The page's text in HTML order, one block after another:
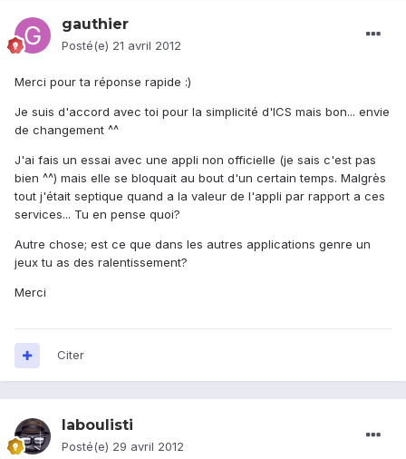
gauthier
Posté(e) 21 avril 2012
Merci pour ta réponse rapide :)
Je suis d'accord avec toi pour la simplicité d'ICS mais bon... envie
de changement ^^
J'ai fais un essai avec une appli non officielle (je sais c'est pas
bien ^^) mais elle se bloquait au bout d'un certain temps. Malgrès
tout j'était septique quand a la valeur de l'appli par rapport a ces
services... Tu en pense quoi?
Autre chose; est ce que dans les autres applications genre un
jeux tu as des ralentissement?
Merci
Citer
laboulisti
Posté(e) 29 avril 2012